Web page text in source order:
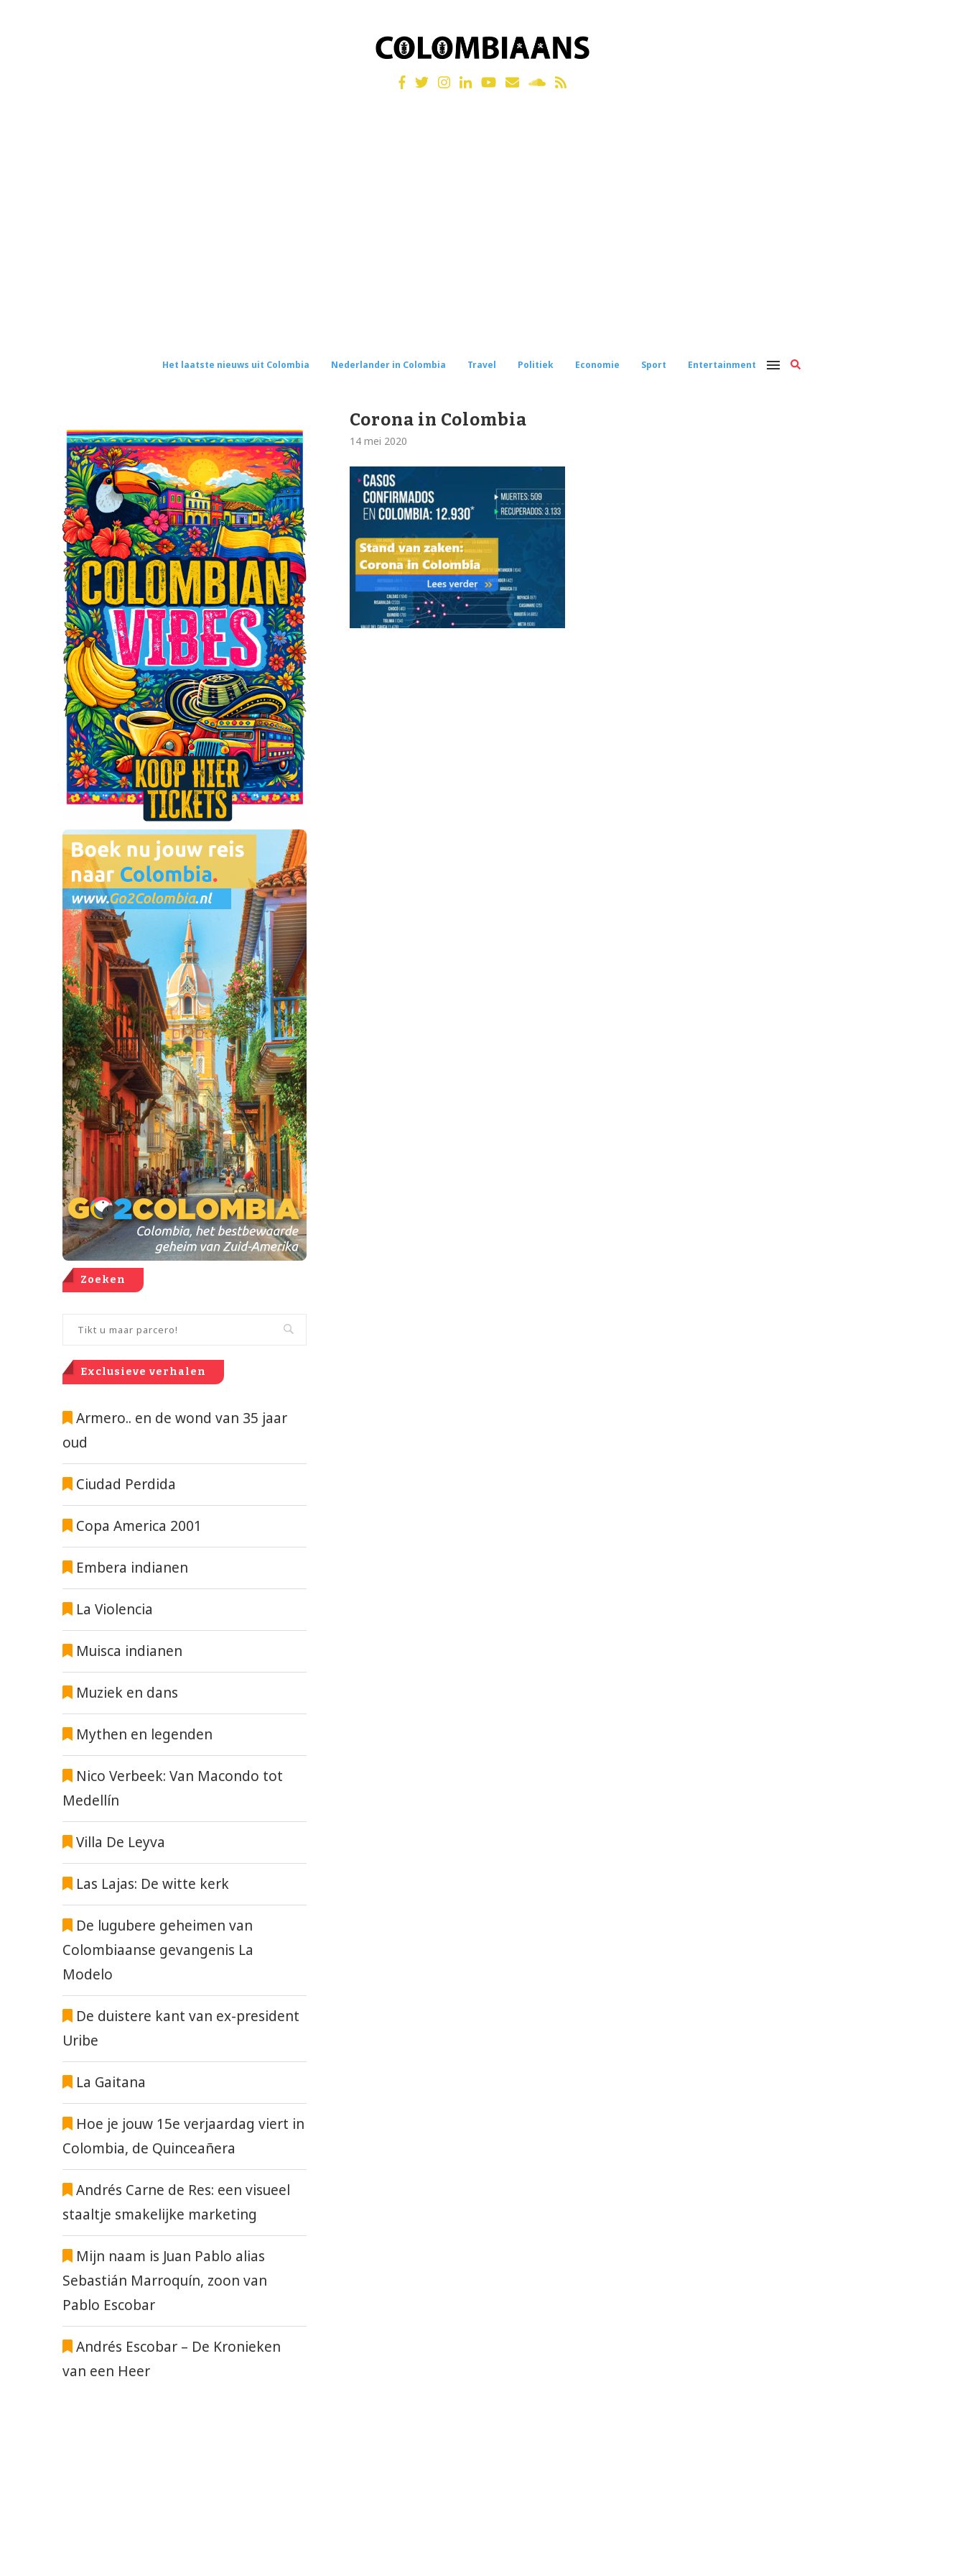
Het laatste nieuws uit Colombia Nederlander in Colombia Travel Politiek Economie Sport Entertainment
Corona in Colombia
14 mei 2020
Zoeken
Exclusieve verhalen
Armero.. en de wond van 35 jaar
oud
Ciudad Perdida
Copa America 2001
Embera indianen
La Violencia
Muisca indianen
Muziek en dans
Mythen en legenden
Nico Verbeek: Van Macondo tot
Medellín
Villa De Leyva
Las Lajas: De witte kerk
De lugubere geheimen van
Colombiaanse gevangenis La
Modelo
De duistere kant van ex-president
Uribe
La Gaitana
Hoe je jouw 15e verjaardag viert in
Colombia, de Quinceañera
Andrés Carne de Res: een visueel
staaltje smakelijke marketing
Mijn naam is Juan Pablo alias
Sebastián Marroquín, zoon van
Pablo Escobar
Andrés Escobar – De Kronieken
van een Heer